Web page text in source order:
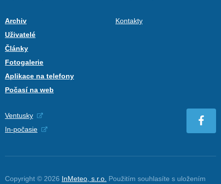
Archiv
Uživatelé
Články
Fotogalerie
Aplikace na telefony
Počasí na web
Kontakty
Ventusky
In-počasie
Copyright © 2026 InMeteo, s.r.o. Použitím souhlasíte s uložením